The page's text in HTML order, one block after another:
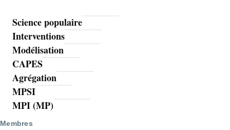
Mathoms
Science populaire
Interventions
Modélisation
CAPES
Agrégation
MPSI
MPI (MP)
Membres